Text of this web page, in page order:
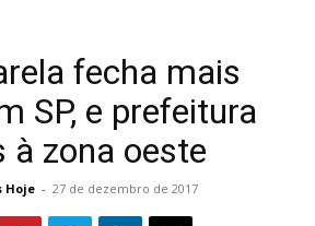
fecha mais
SP, e prefeitura
à zona oeste
Hoje - 27 de dezembro de 2017